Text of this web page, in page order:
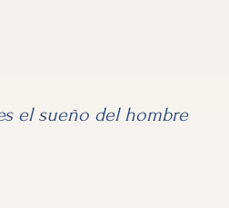
el sueño del hombre